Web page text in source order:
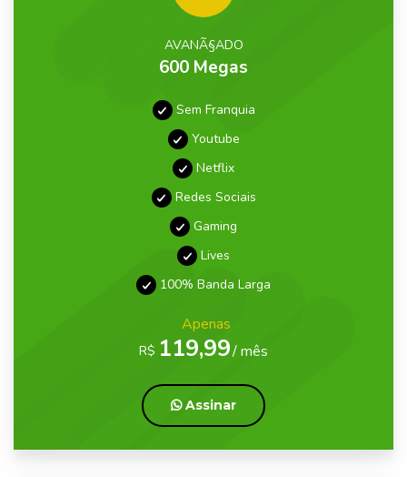
AVANÃ§ADO
600 Megas
Sem Franquia
Youtube
Netflix
Redes Sociais
Gaming
Lives
100% Banda Larga
Apenas
R$119,99/ mês
Assinar